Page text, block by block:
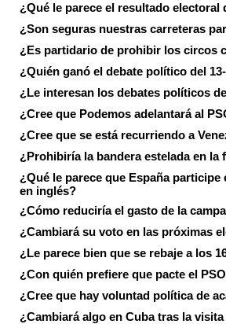
¿Qué le parece el resultado electoral
¿Son seguras nuestras carreteras
¿Es partidario de prohibir los circos
¿Quién ganó el debate político del
¿Le interesan los debates políticos
¿Cree que Podemos adelantará al
¿Cree que se está recurriendo a
¿Prohibiría la bandera estelada en la
¿Qué le parece que España
en inglés?
¿Cómo reduciría el gasto de la
¿Cambiará su voto en las próximas
¿Le parece bien que se rebaje a los
¿Con quién prefiere que pacte el
¿Cree que hay voluntad política de
¿Cambiará algo en Cuba tras la